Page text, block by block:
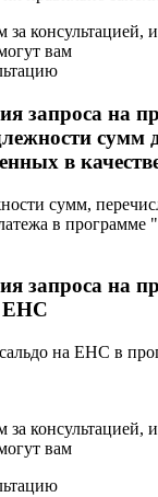
за консультацией,
вам
запроса на
сумм
в
запроса на
ЕНС
за консультацией,
вам